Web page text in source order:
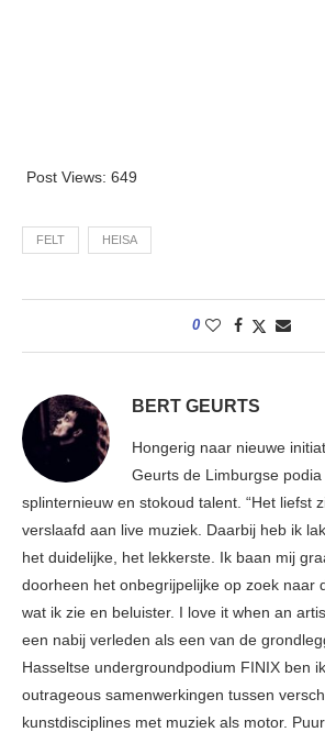
Post Views: 649
FELT HEISA
0
BERT GEURTS
Hongerig naar nieuwe
Geurts de Limburgse
splinternieuw en stokoud talent. “Het liefst
verslaafd aan live muziek. Daarbij heb ik
het duidelijke, het lekkerste. Ik baan mij
doorheen het onbegrijpelijke op zoek naar
wat ik zie en beluister. I love it when an
een nabij verleden als een van de
Hasseltse undergroundpodium FINIX ben
outrageous samenwerkingen tussen
kunstdisciplines met muziek als motor.